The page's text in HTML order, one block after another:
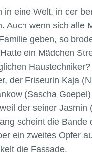
in eine Welt, in der
Auch wenn sich alle
geben, so
ein Mädchen
der Friseurin Kaja
(Sascha
der seiner Jasmin
scheint die Bande
ein zweites Opfer
die Fassade.